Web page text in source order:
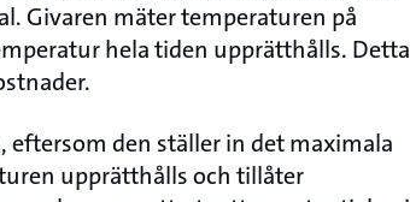
Givaren mäter temperaturen på
hela tiden upprätthålls. Detta
eftersom den ställer in det maximala
upprätthålls och tillåter